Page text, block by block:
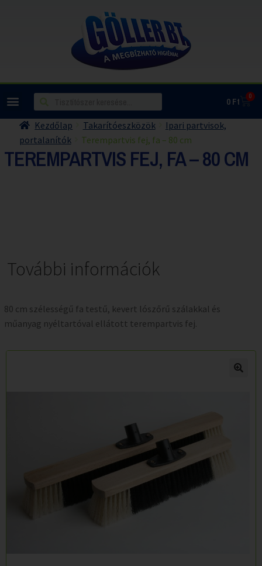
0Ft 0
Kezdőlap Takarítóeszközök
Ipari partvisok,
portalanítók
Terempartvis fej, fa – 80 cm
TEREMPARTVIS FEJ, FA – 80 CM
További információk
80 cm szélességű fa testű, kevert lószőrű szálakkal és
műanyag nyéltartóval ellátott terempartvis fej.